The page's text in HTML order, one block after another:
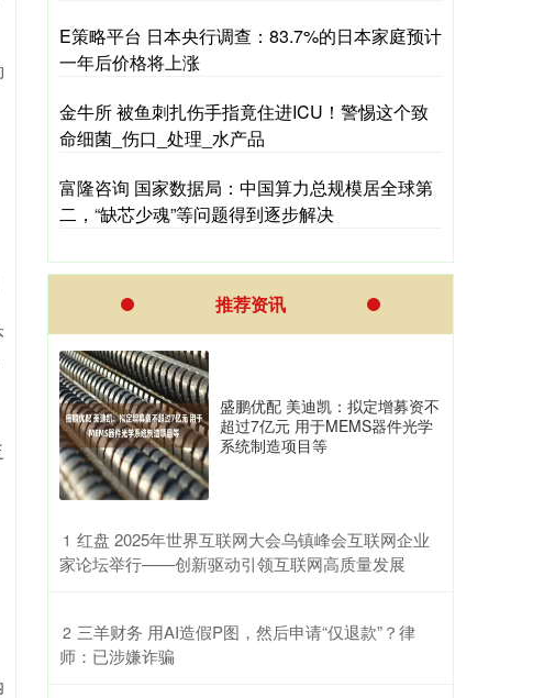
E策略平台 日本央行调查：83.7%的日本家庭预计
一年后价格将上涨
金牛所 被鱼刺扎伤手指竟住进ICU！警惕这个致
命细菌_伤口_处理_水产品
富隆咨询 国家数据局：中国算力总规模居全球第
二，“缺芯少魂”等问题得到逐步解决
推荐资讯
盛鹏优配 美迪凯：拟定增募资不
超过7亿元 用于MEMS器件光学
系统制造项目等
1 ​红盘 2025年世界互联网大会乌镇峰会互联网企业
家论坛举行——创新驱动引领互联网高质量发展
2 ​三羊财务 用AI造假P图，然后申请“仅退款”？律
师：已涉嫌诈骗